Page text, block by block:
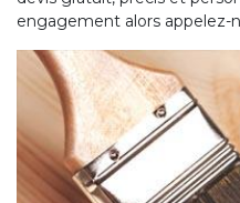
engagement alors appelez-